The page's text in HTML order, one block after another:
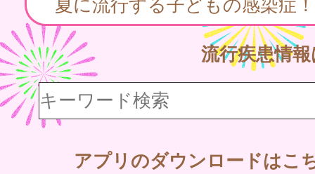
流行疾患情
アプリのダウンロードはこ